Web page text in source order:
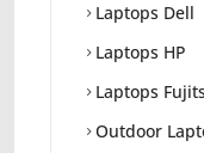
Laptops Dell
Laptops HP
Laptops
Outdoor